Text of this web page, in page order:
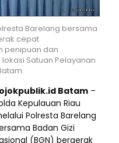
Barelang bersama
cepat
penipuan dan
Satuan Pelayanan
Batam –
Kepulauan Riau
Polresta Barelang
Badan Gizi
(BGN) bergerak